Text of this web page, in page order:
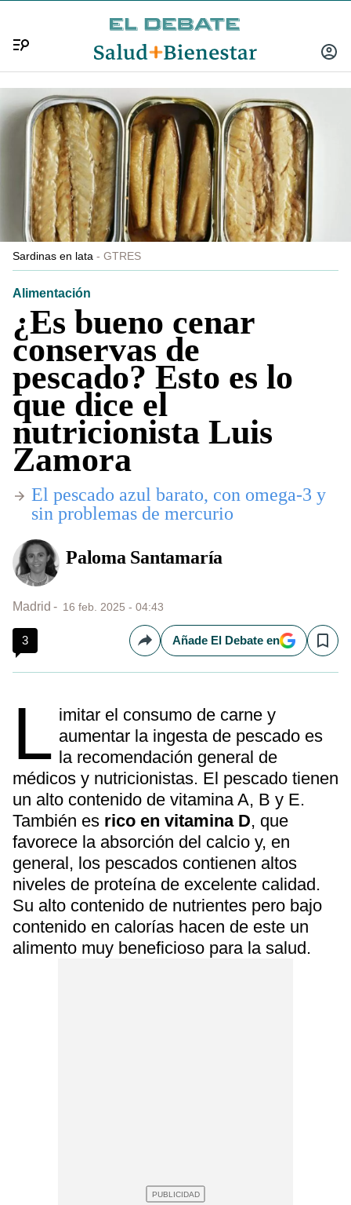
INICIAR
Sardinas en lata GTRES
Alimentación
¿Es bueno cenar
conservas de
pescado? Esto es lo
que dice el
nutricionista Luis
Zamora
El pescado azul barato, con omega-3 y
sin problemas de mercurio
Paloma Santamaría
Madrid 16 feb. 2025 - 04:43
3 CompartirAñade El Debate en Save
L imitar el consumo de carne y
aumentar la ingesta de pescado es
la recomendación general de
médicos y nutricionistas. El pescado tienen
un alto contenido de vitamina A, B y E.
También es rico en vitamina D, que
favorece la absorción del calcio y, en
general, los pescados contienen altos
niveles de proteína de excelente calidad.
Su alto contenido de nutrientes pero bajo
contenido en calorías hacen de este un
alimento muy beneficioso para la salud.